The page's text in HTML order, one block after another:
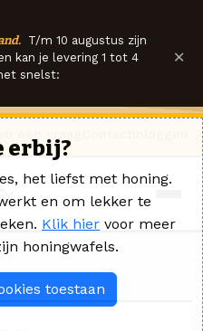
T/m 10 augustus zijn
kan je levering 1 tot 4
snelst:
×
erbij?
het liefst met honing.
en om lekker te
Klik hier voor meer
honingwafels.
toestaan